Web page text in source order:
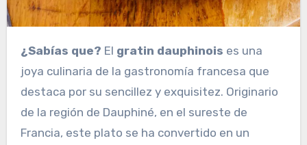
¿Sabías que? El gratin dauphinois es una
joya culinaria de la gastronomía francesa que
destaca por su sencillez y exquisitez. Originario
de la región de Dauphiné, en el sureste de
Francia, este plato se ha convertido en un